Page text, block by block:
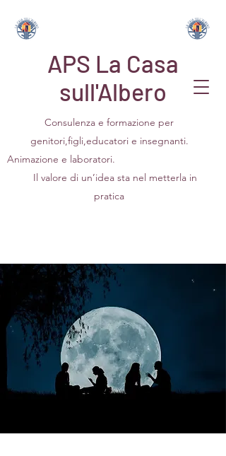
APS La Casa
sull'Albero
Consulenza e formazione per
genitori,figli,educatori e insegnanti.
Animazione e laboratori.
Il valore di un’idea sta nel metterla in
pratica